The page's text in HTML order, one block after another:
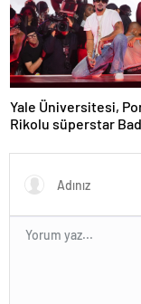
Yale Üniversitesi,
Rikolu süperstar